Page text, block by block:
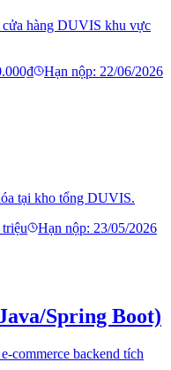
cửa hàng DUVIS khu vực
Hạn nộp: 22/06/2026
tại kho tổng DUVIS.
Hạn nộp: 23/05/2026
Spring Boot)
commerce backend tích